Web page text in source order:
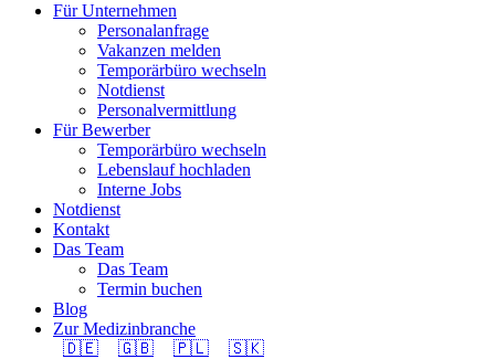
Für Unternehmen
Personalanfrage
Vakanzen melden
Temporärbüro wechseln
Notdienst
Personalvermittlung
Für Bewerber
Temporärbüro wechseln
Lebenslauf hochladen
Interne Jobs
Notdienst
Kontakt
Das Team
Das Team
Termin buchen
Blog
Zur Medizinbranche
🇩🇪
🇬🇧 🇵🇱 🇸🇰